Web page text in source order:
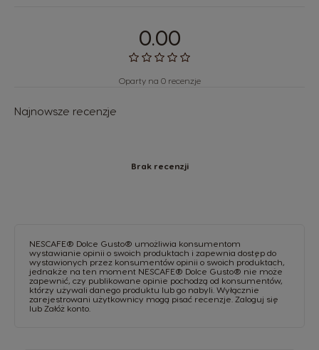
0.00
Oparty na 0 recenzje
Najnowsze recenzje
Brak recenzji
NESCAFE® Dolce Gusto® umożliwia konsumentom
wystawianie opinii o swoich produktach i zapewnia dostęp do
wystawionych przez konsumentów opinii o swoich produktach,
jednakże na ten moment NESCAFE® Dolce Gusto® nie może
zapewnić, czy publikowane opinie pochodzą od konsumentów,
którzy używali danego produktu lub go nabyli. Wyłącznie
zarejestrowani użytkownicy mogą pisać recenzje. Zaloguj się
lub Załóż konto